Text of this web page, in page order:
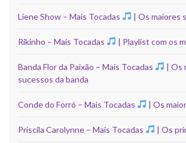
Liene Show – Mais Tocadas | Os maiores
Rikinho – Mais Tocadas | Playlist com os
Banda Flor da Paixão – Mais Tocadas
| Os
sucessos da banda
Conde do Forró – Mais Tocadas | Os
Priscila Carolynne – Mais Tocadas | Os